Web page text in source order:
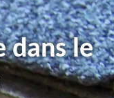
dans le